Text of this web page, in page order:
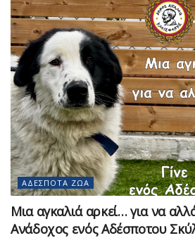
ΑΔΈΣΠΟΤΑ ΖΏΑ
Μια αγκαλιά αρκεί… για να
Ανάδοχος ενός Αδέσποτου